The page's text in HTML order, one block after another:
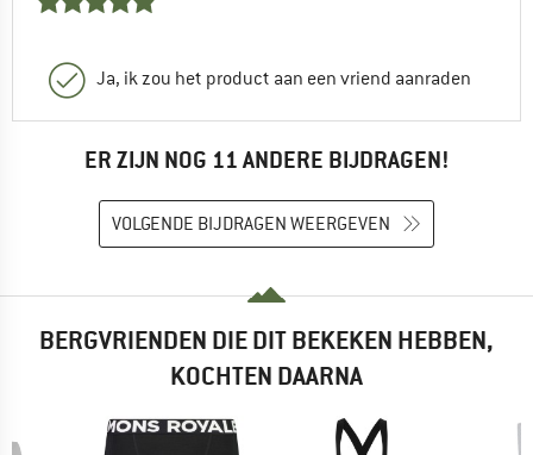
Ja, ik zou het product aan een vriend aanraden
ER ZIJN NOG 11 ANDERE BIJDRAGEN!
VOLGENDE BIJDRAGEN WEERGEVEN
BERGVRIENDEN DIE DIT BEKEKEN HEBBEN,
KOCHTEN DAARNA